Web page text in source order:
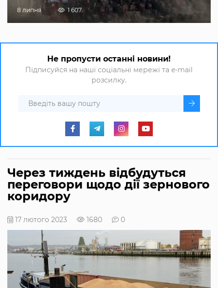
8 липня 1 607
Не пропусти останні новини!
Підписуйся на наші соціальні мережі та e-mail
розсилку.
Через тиждень відбудуться
переговори щодо дії зернового
коридору
17 лютого 2023 1680 0